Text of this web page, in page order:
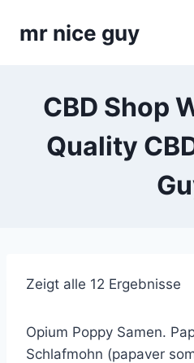
mr nice guy
CBD Shop
Quality
Zeigt alle 12 Ergebnisse
Opium Poppy Samen.
Schlafmohn (papaver